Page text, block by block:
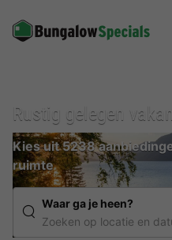
Rustig gelegen
Kies uit 5238
ruimte
Waar ga je heen?
Zoeken op locatie en